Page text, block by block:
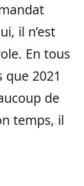
il n’est
En tous
que 2021
de
temps, il